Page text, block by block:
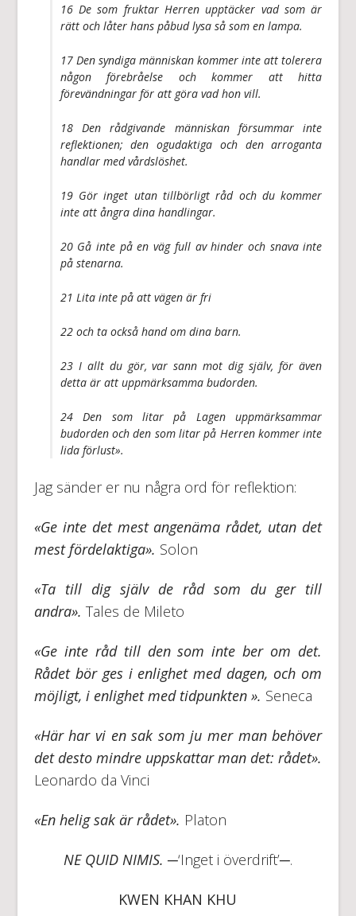
16 De som fruktar Herren upptäcker vad som är
rätt och låter hans påbud lysa så som en lampa.
17 Den syndiga människan kommer inte att tolerera
någon förebråelse och kommer att hitta
förevändningar för att göra vad hon vill.
18 Den rådgivande människan försummar inte
reflektionen; den ogudaktiga och den arroganta
handlar med vårdslöshet.
19 Gör inget utan tillbörligt råd och du kommer
inte att ångra dina handlingar.
20 Gå inte på en väg full av hinder och snava inte
på stenarna.
21 Lita inte på att vägen är fri
22 och ta också hand om dina barn.
23 I allt du gör, var sann mot dig själv, för även
detta är att uppmärksamma budorden.
24 Den som litar på Lagen uppmärksammar
budorden och den som litar på Herren kommer inte
lida förlust».
Jag sänder er nu några ord för reflektion:
«Ge inte det mest angenäma rådet, utan det
mest fördelaktiga». Solon
«Ta till dig själv de råd som du ger till
andra». Tales de Mileto
«Ge inte råd till den som inte ber om det.
Rådet bör ges i enlighet med dagen, och om
möjligt, i enlighet med tidpunkten ». Seneca
«Här har vi en sak som ju mer man behöver
det desto mindre uppskattar man det: rådet».
Leonardo da Vinci
«En helig sak är rådet». Platon
NE QUID NIMIS. ─‘Inget i överdrift’─.
KWEN KHAN KHU